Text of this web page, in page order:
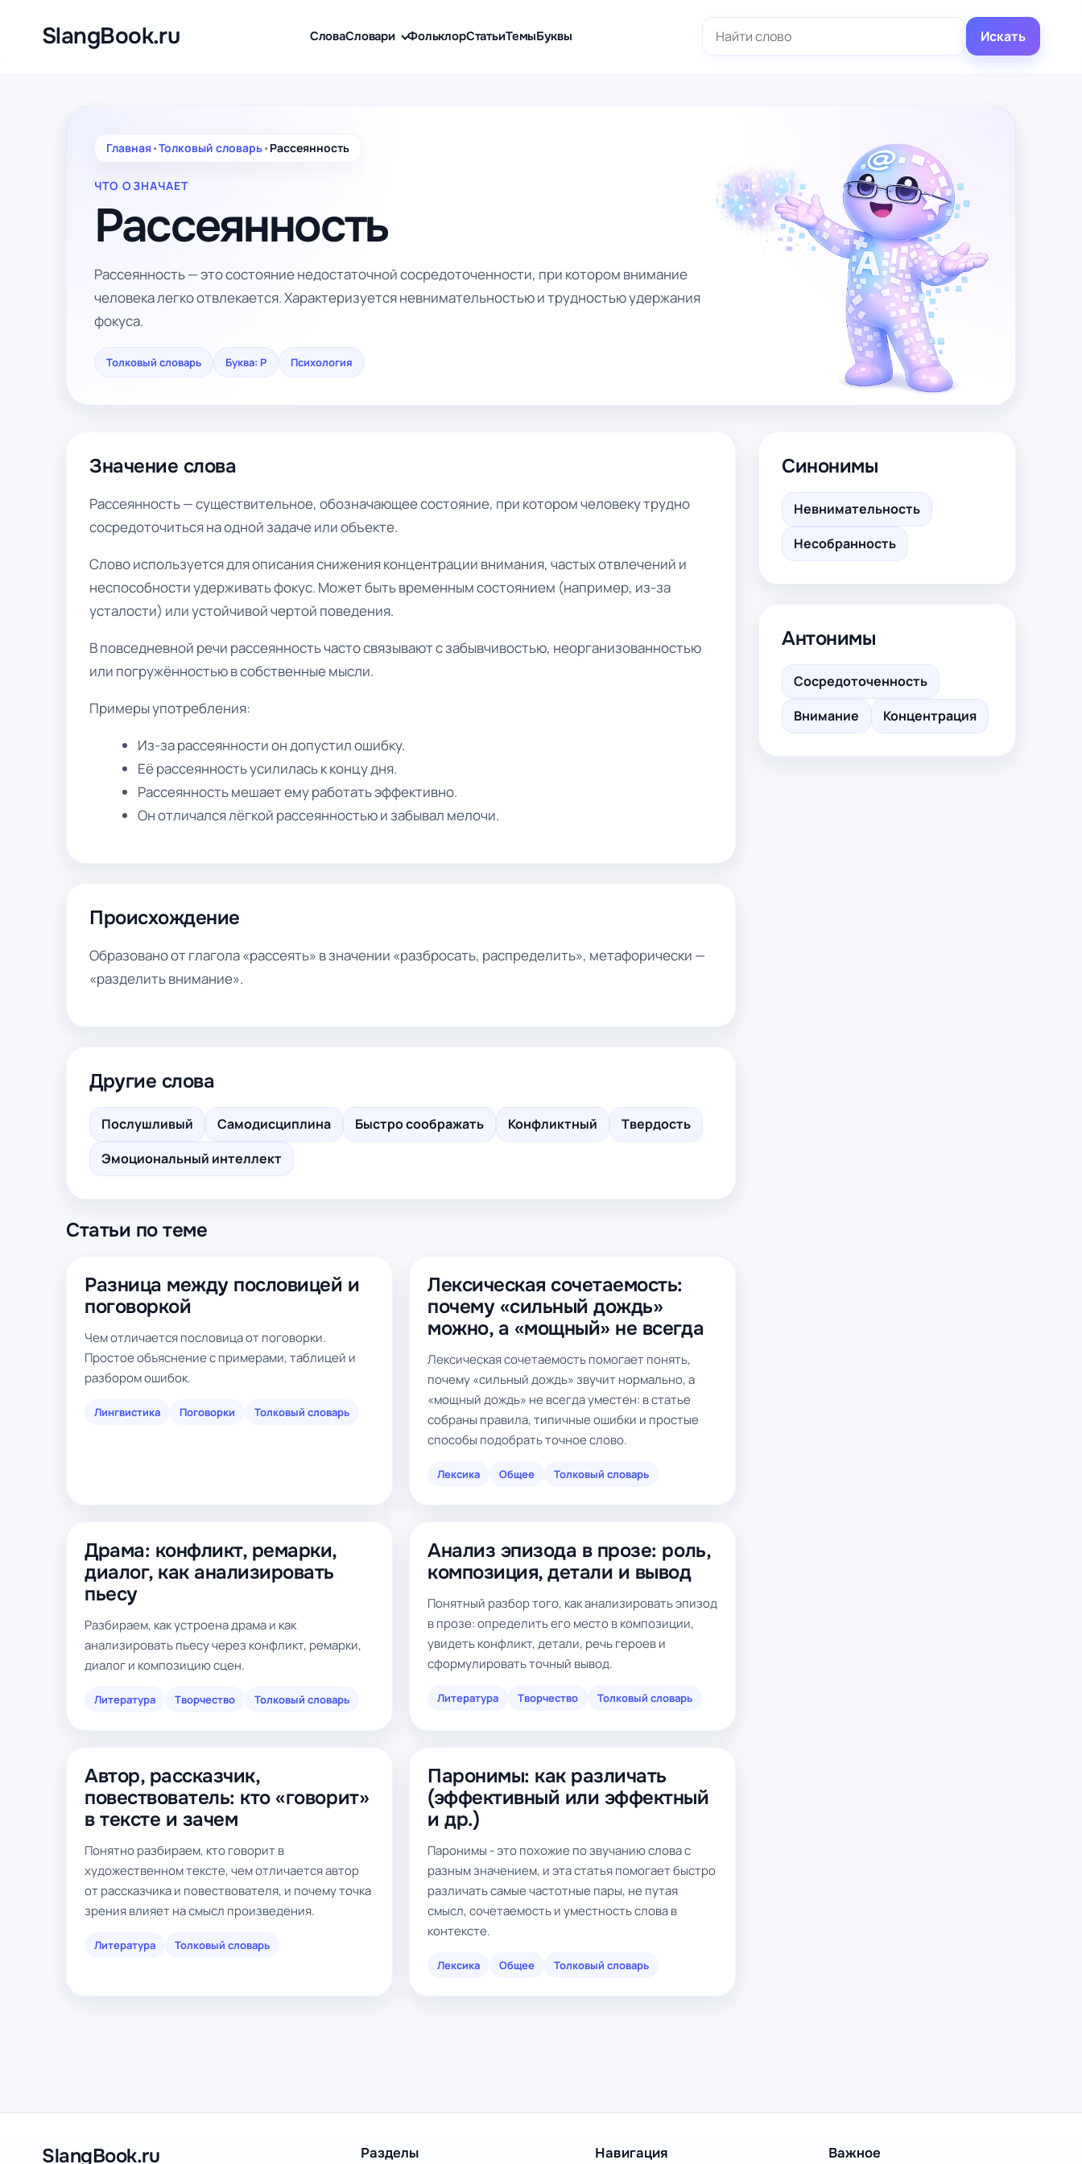
содержимомуSlangBook.ru СловаСловари ФольклорСтатьиТемыБуквы Искать
Главная•Толковый словарь• Рассеянность
ЧТО ОЗНАЧАЕТ
Рассеянность
Рассеянность — это состояние недостаточной сосредоточенности, при котором внимание
человека легко отвлекается. Характеризуется невнимательностью и трудностью удержания
фокуса.
Толковый словарь Буква: Р Психология
Значение слова
Рассеянность — существительное, обозначающее состояние, при котором человеку трудно
сосредоточиться на одной задаче или объекте.
Слово используется для описания снижения концентрации внимания, частых отвлечений и
неспособности удерживать фокус. Может быть временным состоянием (например, из-за
усталости) или устойчивой чертой поведения.
В повседневной речи рассеянность часто связывают с забывчивостью, неорганизованностью
или погружённостью в собственные мысли.
Примеры употребления:
Из-за рассеянности он допустил ошибку.
Её рассеянность усилилась к концу дня.
Рассеянность мешает ему работать эффективно.
Он отличался лёгкой рассеянностью и забывал мелочи.
Происхождение
Образовано от глагола «рассеять» в значении «разбросать, распределить», метафорически —
«разделить внимание».
Другие слова
Послушливый Самодисциплина Быстро соображать Конфликтный
Твердость
Эмоциональный интеллект
Статьи по теме
Разница между пословицей и
поговоркой
Чем отличается пословица от поговорки.
Простое объяснение с примерами, таблицей и
разбором ошибок.
Лингвистика Поговорки Толковый словарь
Лексическая сочетаемость:
почему «сильный дождь»
можно, а «мощный» не всегда
Лексическая сочетаемость помогает понять,
почему «сильный дождь» звучит нормально, а
«мощный дождь» не всегда уместен: в статье
собраны правила, типичные ошибки и простые
способы подобрать точное слово.
Лексика Общее Толковый словарь
Драма: конфликт, ремарки,
диалог, как анализировать
пьесу
Разбираем, как устроена драма и как
анализировать пьесу через конфликт, ремарки,
диалог и композицию сцен.
Литература Творчество Толковый словарь
Анализ эпизода в прозе: роль,
композиция, детали и вывод
Понятный разбор того, как анализировать эпизод
в прозе: определить его место в композиции,
увидеть конфликт, детали, речь героев и
сформулировать точный вывод.
Литература Творчество Толковый словарь
Автор, рассказчик,
повествователь: кто «говорит»
в тексте и зачем
Понятно разбираем, кто говорит в
художественном тексте, чем отличается автор
от рассказчика и повествователя, и почему точка
зрения влияет на смысл произведения.
Литература Толковый словарь
Паронимы: как различать
(эффективный или эффектный
и др.)
Паронимы - это похожие по звучанию слова с
разным значением, и эта статья помогает быстро
различать самые частотные пары, не путая
смысл, сочетаемость и уместность слова в
контексте.
Лексика Общее Толковый словарь
Синонимы
Невнимательность
Несобранность
Антонимы
Сосредоточенность
Внимание
Концентрация
SlangBook.ru Разделы Навигация Важное